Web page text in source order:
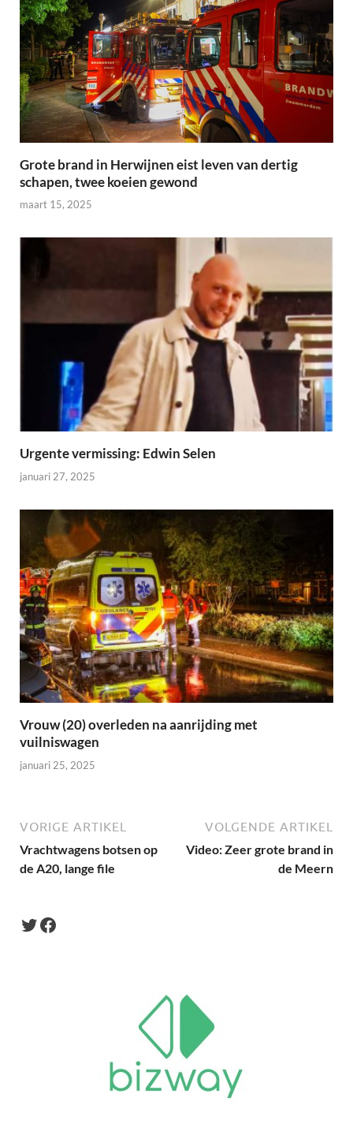
Grote brand in Herwijnen eist leven van dertig
schapen, twee koeien gewond
maart 15, 2025
Urgente vermissing: Edwin Selen
januari 27, 2025
Vrouw (20) overleden na aanrijding met
vuilniswagen
januari 25, 2025
VORIGE ARTIKEL
Vrachtwagens botsen op
de A20, lange file
VOLGENDE ARTIKEL
Video: Zeer grote brand in
de Meern